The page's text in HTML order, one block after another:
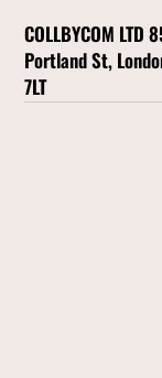
COLLBYCOM LTD
Portland St,
7LT